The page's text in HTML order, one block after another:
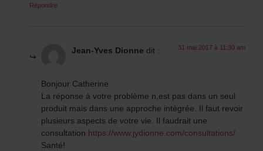
Répondre
Jean-Yves Dionne dit : 31 mai 2017 à 11:30 am
Bonjour Catherine
La réponse à votre problème n,est pas dans un seul
produit mais dans une approche intégrée. Il faut revoir
plusieurs aspects de votre vie. Il faudrait une
consultation https://www.jydionne.com/consultations/
Santé!